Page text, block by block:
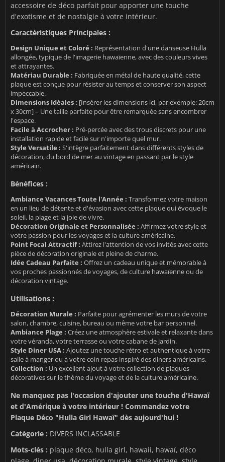
accessoire de déco parfait pour apporter une touche
d'exotisme et de nostalgie à votre intérieur.
Caractéristiques Principales :
Design Unique et Coloré : Représentation d'une danseuse Hulla
allongée, typique de l'imagerie hawaïenne, avec des couleurs vives
et attrayantes.
Matériau Durable : Fabriquée en métal de haute qualité, cette
plaque est conçue pour résister au temps et conserver son aspect
impeccable.
Dimensions Idéales : [Insérer les dimensions ici, par exemple: 20cm
x 30cm] – Une taille parfaite pour être remarquée sans encombrer
l'espace.
Facile à Accrocher : Pré-percée avec des trous discrets pour une
installation rapide et facile sur n'importe quel mur.
Style Versatile : S'intègre parfaitement dans différents styles de
décoration, du bord de mer au vintage en passant par le style
américain.
Bénéfices :
Ambiance Vacances Toute l'Année : Transformez votre maison
en un lieu de détente et d'évasion avec cette plaque qui évoque le
soleil, la plage et la joie de vivre.
Décoration Originale et Personnalisée : Affirmez votre style et
votre passion pour les voyages et la culture américaine.
Point Focal Attractif : Attirez l'attention de vos invités avec cette
pièce de décoration originale et pleine de charme.
Idée Cadeau Parfaite : Offrez un cadeau unique et mémorable à
vos proches passionnés de voyages, de culture hawaïenne ou de
décoration vintage.
Utilisations :
Décoration Murale : Parfaite pour agrémenter les murs de votre
salon, chambre, cuisine, bureau ou même votre bar personnel.
Ambiance Plage : Créez une atmosphère estivale et relaxante dans
votre véranda, votre terrasse ou votre cabane de jardin.
Style Diner USA : Ajoutez une touche rétro et authentique à votre
salle à manger ou à votre coin repas inspiré des diners américains.
Collection : Un excellent ajout à votre collection de plaques
décoratives sur le thème du voyage et de la culture américaine.
Ne manquez pas l'occasion d'ajouter une touche d'Hawaï
et d'Amérique à votre intérieur ! Commandez votre
Plaque Déco "Hulla Girl Hawaï" dès aujourd'hui !
Catégorie : DIVERS INCLASSABLE
Mots-clés : plaque déco, hulla girl, hawaii, hawaï, déco